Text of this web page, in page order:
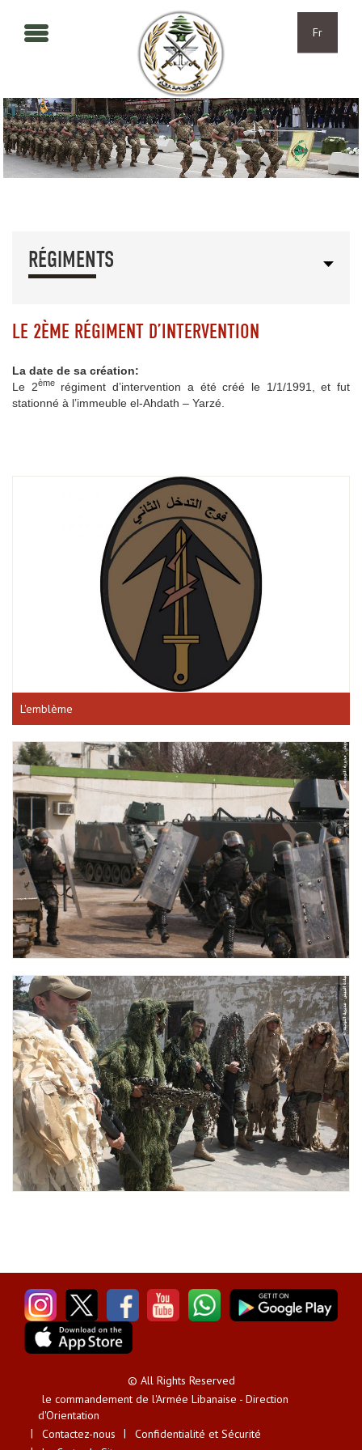
Fr
RÉGIMENTS
LE 2ÈME RÉGIMENT D’INTERVENTION
La date de sa création:
Le 2èmerégiment d’intervention a été créé le 1/1/1991, et fut
stationné à l’immeuble el-Ahdath – Yarzé.
L'emblème
© All Rights Reserved
le commandement de l'Armée Libanaise - Direction
d'Orientation
Contactez-nous
Confidentialité et Sécurité